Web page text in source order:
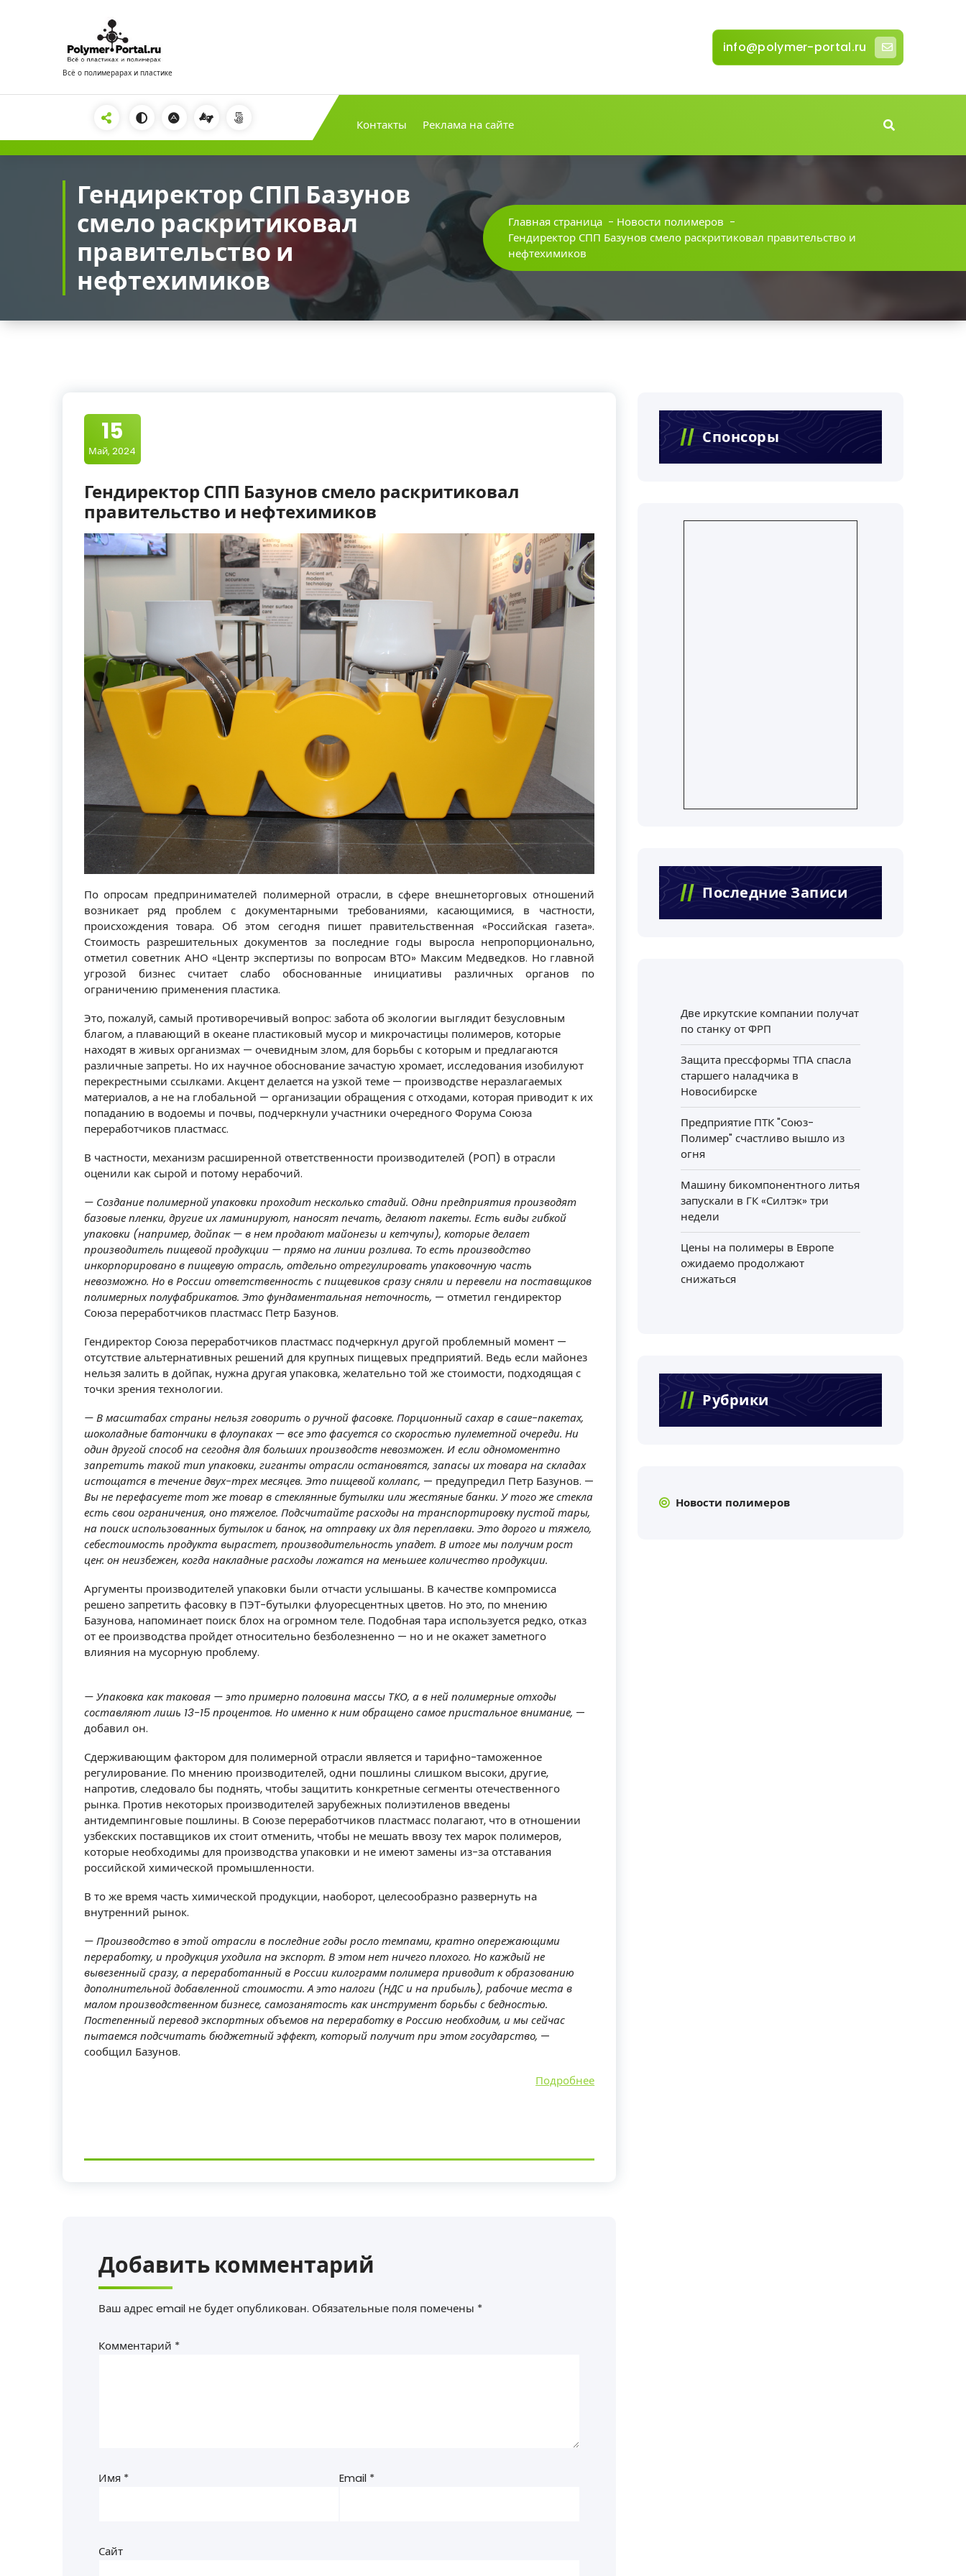
Всё о полимерарах и пластике
info@polymer-portal.ru
Контакты Реклама на сайте
Гендиректор СПП Базунов
смело раскритиковал
правительство и
нефтехимиков
Главная страница - Новости полимеров -
Гендиректор СПП Базунов смело раскритиковал правительство и
нефтехимиков
15
Май, 2024
Гендиректор СПП Базунов смело раскритиковал
правительство и нефтехимиков
По опросам предпринимателей полимерной отрасли, в сфере внешнеторговых отношений
возникает ряд проблем с документарными требованиями, касающимися, в частности,
происхождения товара. Об этом сегодня пишет правительственная «Российская газета».
Стоимость разрешительных документов за последние годы выросла непропорционально,
отметил советник АНО «Центр экспертизы по вопросам ВТО» Максим Медведков. Но главной
угрозой бизнес считает слабо обоснованные инициативы различных органов по
ограничению применения пластика.
Это, пожалуй, самый противоречивый вопрос: забота об экологии выглядит безусловным
благом, а плавающий в океане пластиковый мусор и микрочастицы полимеров, которые
находят в живых организмах — очевидным злом, для борьбы с которым и предлагаются
различные запреты. Но их научное обоснование зачастую хромает, исследования изобилуют
перекрестными ссылками. Акцент делается на узкой теме — производстве неразлагаемых
материалов, а не на глобальной — организации обращения с отходами, которая приводит к их
попаданию в водоемы и почвы, подчеркнули участники очередного Форума Союза
переработчиков пластмасс.
В частности, механизм расширенной ответственности производителей (РОП) в отрасли
оценили как сырой и потому нерабочий.
— Создание полимерной упаковки проходит несколько стадий. Одни предприятия производят
базовые пленки, другие их ламинируют, наносят печать, делают пакеты. Есть виды гибкой
упаковки (например, дойпак — в нем продают майонезы и кетчупы), которые делает
производитель пищевой продукции — прямо на линии розлива. То есть производство
инкорпорировано в пищевую отрасль, отдельно отрегулировать упаковочную часть
невозможно. Но в России ответственность с пищевиков сразу сняли и перевели на поставщиков
полимерных полуфабрикатов. Это фундаментальная неточность, — отметил гендиректор
Союза переработчиков пластмасс Петр Базунов.
Гендиректор Союза переработчиков пластмасс подчеркнул другой проблемный момент —
отсутствие альтернативных решений для крупных пищевых предприятий. Ведь если майонез
нельзя залить в дойпак, нужна другая упаковка, желательно той же стоимости, подходящая с
точки зрения технологии.
— В масштабах страны нельзя говорить о ручной фасовке. Порционный сахар в саше-пакетах,
шоколадные батончики в флоупаках — все это фасуется со скоростью пулеметной очереди. Ни
один другой способ на сегодня для больших производств невозможен. И если одномоментно
запретить такой тип упаковки, гиганты отрасли остановятся, запасы их товара на складах
истощатся в течение двух-трех месяцев. Это пищевой коллапс, — предупредил Петр Базунов. —
Вы не перефасуете тот же товар в стеклянные бутылки или жестяные банки. У того же стекла
есть свои ограничения, оно тяжелое. Подсчитайте расходы на транспортировку пустой тары,
на поиск использованных бутылок и банок, на отправку их для переплавки. Это дорого и тяжело,
себестоимость продукта вырастет, производительность упадет. В итоге мы получим рост
цен: он неизбежен, когда накладные расходы ложатся на меньшее количество продукции.
Аргументы производителей упаковки были отчасти услышаны. В качестве компромисса
решено запретить фасовку в ПЭТ-бутылки флуоресцентных цветов. Но это, по мнению
Базунова, напоминает поиск блох на огромном теле. Подобная тара используется редко, отказ
от ее производства пройдет относительно безболезненно — но и не окажет заметного
влияния на мусорную проблему.
— Упаковка как таковая — это примерно половина массы ТКО, а в ней полимерные отходы
составляют лишь 13-15 процентов. Но именно к ним обращено самое пристальное внимание, —
добавил он.
Сдерживающим фактором для полимерной отрасли является и тарифно-таможенное
регулирование. По мнению производителей, одни пошлины слишком высоки, другие,
напротив, следовало бы поднять, чтобы защитить конкретные сегменты отечественного
рынка. Против некоторых производителей зарубежных полиэтиленов введены
антидемпинговые пошлины. В Союзе переработчиков пластмасс полагают, что в отношении
узбекских поставщиков их стоит отменить, чтобы не мешать ввозу тех марок полимеров,
которые необходимы для производства упаковки и не имеют замены из-за отставания
российской химической промышленности.
В то же время часть химической продукции, наоборот, целесообразно развернуть на
внутренний рынок.
— Производство в этой отрасли в последние годы росло темпами, кратно опережающими
переработку, и продукция уходила на экспорт. В этом нет ничего плохого. Но каждый не
вывезенный сразу, а переработанный в России килограмм полимера приводит к образованию
дополнительной добавленной стоимости. А это налоги (НДС и на прибыль), рабочие места в
малом производственном бизнесе, самозанятость как инструмент борьбы с бедностью.
Постепенный перевод экспортных объемов на переработку в Россию необходим, и мы сейчас
пытаемся подсчитать бюджетный эффект, который получит при этом государство, —
сообщил Базунов.
Подробнее
Добавить комментарий
Ваш адрес email не будет опубликован. Обязательные поля помечены *
Комментарий *
Имя * Email *
Сайт
Спонсоры
Последние Записи
Две иркутские компании получат
по станку от ФРП
Защита прессформы ТПА спасла
старшего наладчика в
Новосибирске
Предприятие ПТК "Союз-
Полимер" счастливо вышло из
огня
Машину бикомпонентного литья
запускали в ГК «Силтэк» три
недели
Цены на полимеры в Европе
ожидаемо продолжают
снижаться
Рубрики
Новости полимеров